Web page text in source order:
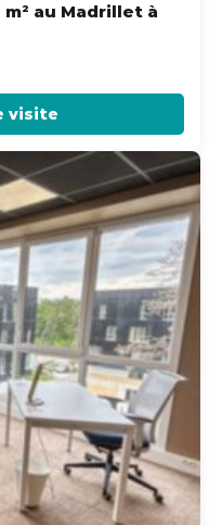
au Madrillet à
visite